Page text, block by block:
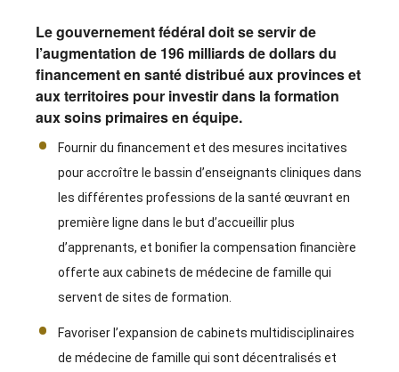
Le gouvernement fédéral doit se servir de
l’augmentation de 196 milliards de dollars du
financement en santé distribué aux provinces et
aux territoires pour investir dans la formation
aux soins primaires en équipe.
Fournir du financement et des mesures incitatives
pour accroître le bassin d’enseignants cliniques dans
les différentes professions de la santé œuvrant en
première ligne dans le but d’accueillir plus
d’apprenants, et bonifier la compensation financière
offerte aux cabinets de médecine de famille qui
servent de sites de formation.
Favoriser l’expansion de cabinets multidisciplinaires
de médecine de famille qui sont décentralisés et